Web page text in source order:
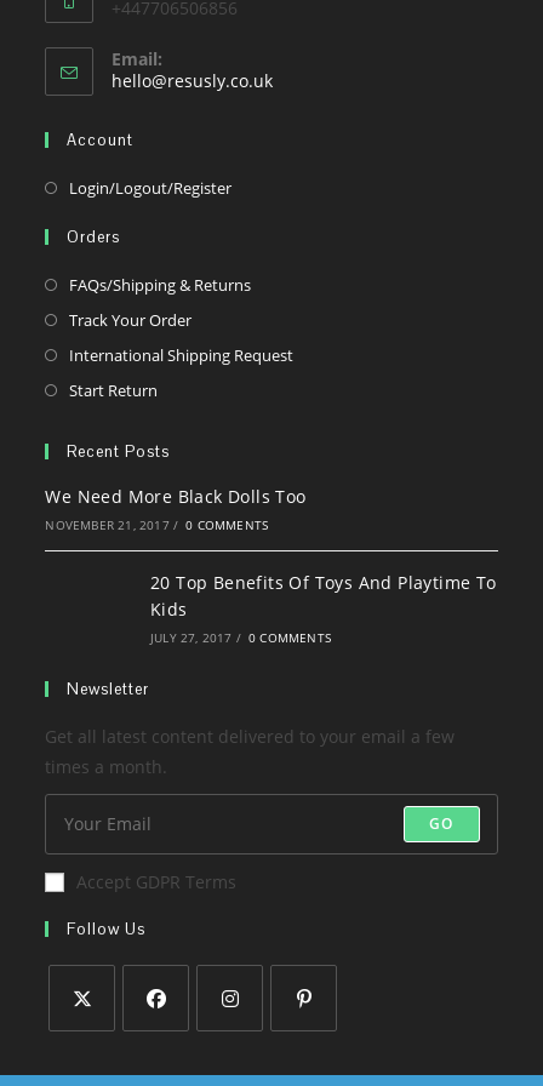
+447706506856
Email:
hello@resusly.co.ukOpens
Account
Login/Logout/RegisterOpens
new
Orders
FAQs/Shipping & ReturnsOpens
Track Your OrderOpens
in
International Shipping RequestOpens
Start Return
a
tab
Recent Posts
We Need More Black Dolls Too
NOVEMBER 21, 2017 / 0 COMMENTS
20 Top Benefits Of Toys And Playtime To
Kids
JULY 27, 2017 / 0 COMMENTS
Newsletter
Get all latest content delivered to your email a few
times a month.
GO
Accept GDPR Terms
Follow Us
in
in
in
in